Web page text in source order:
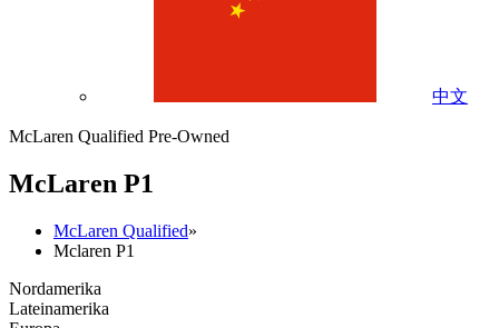
中文
McLaren Qualified Pre-Owned
McLaren P1
McLaren Qualified»
Mclaren P1
Nordamerika
Lateinamerika